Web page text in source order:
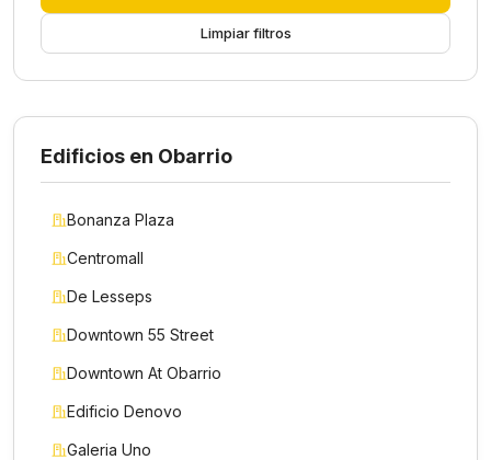
Limpiar filtros
Edificios en Obarrio
Bonanza Plaza
Centromall
De Lesseps
Downtown 55 Street
Downtown At Obarrio
Edificio Denovo
Galeria Uno